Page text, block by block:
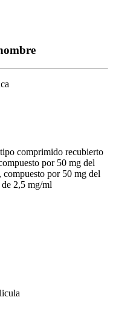
comprimido recubierto
por 50 mg del
por 50 mg del
2,5 mg/ml